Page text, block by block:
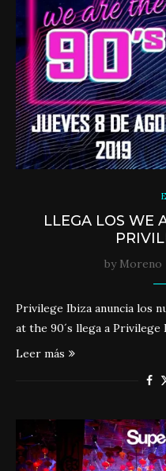
LLEGA LOS WE
by Moreno
Privilege Ibiza anuncia los
at the 90´s llega a
Leer más